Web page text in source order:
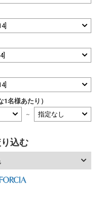
1名様あたり）
～
込む